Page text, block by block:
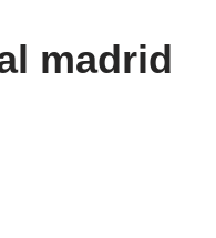
madrid